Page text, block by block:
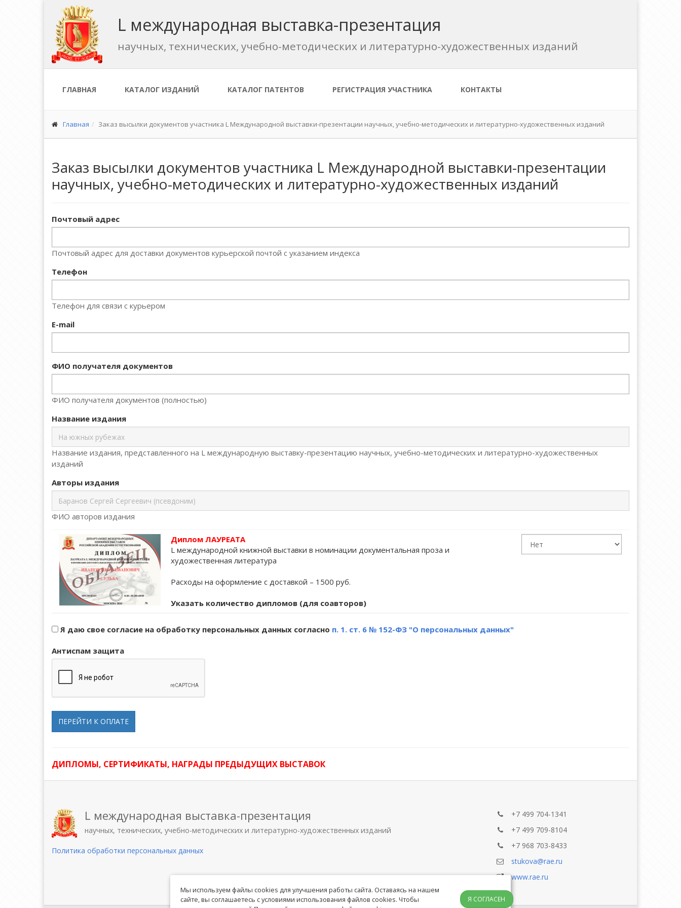
L международная выставка-презентация
научных, технических, учебно-методических и литературно-художественных изданий
ГЛАВНАЯ КАТАЛОГ ИЗДАНИЙ КАТАЛОГ ПАТЕНТОВ РЕГИСТРАЦИЯ УЧАСТНИКА КОНТАКТЫ
Главная Заказ высылки документов участника L Международной выставки-презентации научных, учебно-методических и литературно-художественных изданий
Заказ высылки документов участника L Международной выставки-презентации
научных, учебно-методических и литературно-художественных изданий
Почтовый адрес
Почтовый адрес для доставки документов курьерской почтой с указанием индекса
Телефон
Телефон для связи с курьером
E-mail
ФИО получателя документов
ФИО получателя документов (полностью)
Название издания
Название издания, представленного на L международную выставку-презентацию научных, учебно-методических и литературно-художественных
изданий
Авторы издания
ФИО авторов издания
Диплом ЛАУРЕАТА
L международной книжной выставки в номинации документальная проза и
художественная литература
Расходы на оформление с доставкой – 1500 руб.
Указать количество дипломов (для соавторов)
Я даю свое согласие на обработку персональных данных согласно п. 1. ст. 6 № 152-ФЗ "О персональных данных"
Антиспам защита
ПЕРЕЙТИ К ОПЛАТЕ
ДИПЛОМЫ, СЕРТИФИКАТЫ, НАГРАДЫ ПРЕДЫДУЩИХ ВЫСТАВОК
L международная выставка-презентация
научных, технических, учебно-методических и литературно-художественных изданий
Политика обработки персональных данных
+7 499 704-1341
+7 499 709-8104
+7 968 703-8433
stukova@rae.ru
www.rae.ru
Мы используем файлы cookies для улучшения работы сайта. Оставаясь на нашем
сайте, вы соглашаетесь с условиями использования файлов cookies. Чтобы
Я СОГЛАСЕН